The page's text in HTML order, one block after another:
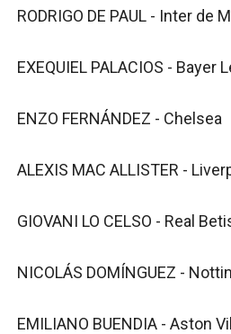
RODRIGO DE PAUL - Inter de
EXEQUIEL PALACIOS - Bayer
ENZO FERNÁNDEZ - Chelsea
ALEXIS MAC ALLISTER -
GIOVANI LO CELSO - Real
NICOLÁS DOMÍNGUEZ -
EMILIANO BUENDIA - Aston